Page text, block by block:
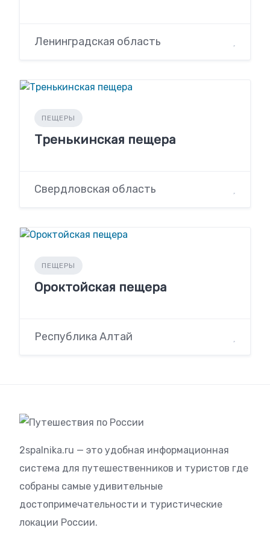
Ленинградская область
ПЕЩЕРЫ
Тренькинская пещера
Свердловская область
ПЕЩЕРЫ
Ороктойская пещера
Республика Алтай
2spalnika.ru — это удобная информационная
система для путешественников и туристов где
собраны самые удивительные
достопримечательности и туристические
локации России.